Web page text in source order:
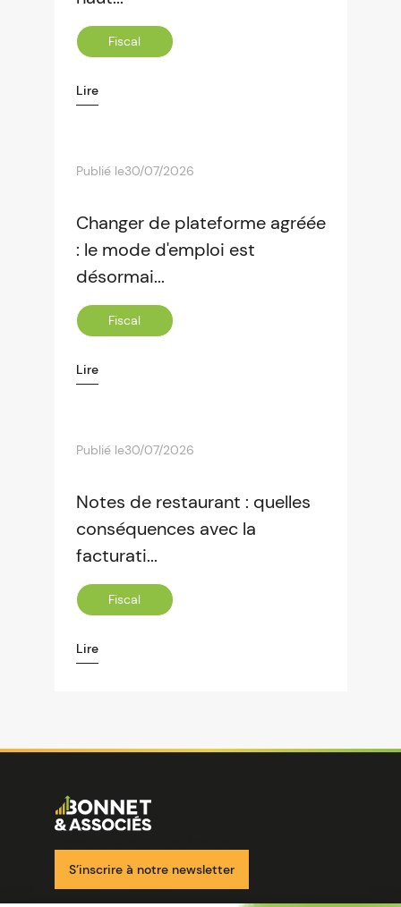
Fiscal
Lire
Publié le30/07/2026
Changer de plateforme agréée
: le mode d'emploi est
désormai...
Fiscal
Lire
Publié le30/07/2026
Notes de restaurant : quelles
conséquences avec la
facturati...
Fiscal
Lire
Image
S’inscrire à notre newsletter